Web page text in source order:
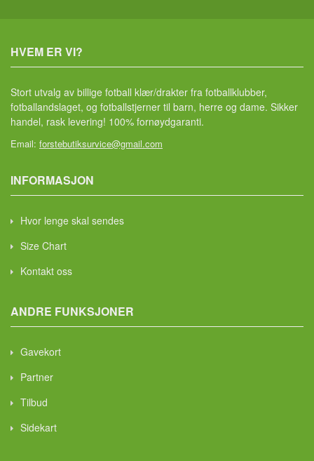
HVEM ER VI?
Stort utvalg av billige fotball klær/drakter fra fotballklubber,
fotballandslaget, og fotballstjerner til barn, herre og dame. Sikker
handel, rask levering! 100% fornøydgaranti.
Email: forstebutiksurvice@gmail.com
INFORMASJON
Hvor lenge skal sendes
Size Chart
Kontakt oss
ANDRE FUNKSJONER
Gavekort
Partner
Tilbud
Sidekart